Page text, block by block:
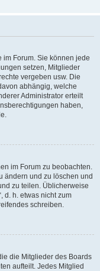
Forum. Sie können jede
setzen, Mitglieder
vergeben usw. Die
abhängig, welche
Administrator erteilt
haben,
im Forum zu beobachten.
ändern und zu löschen und
zu teilen. Üblicherweise
d. h. etwas nicht zum
schreiben.
die Mitglieder des Boards
aufteilt. Jedes Mitglied